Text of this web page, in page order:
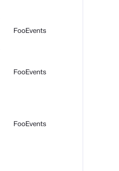
FooEvents
FooEvents
FooEvents